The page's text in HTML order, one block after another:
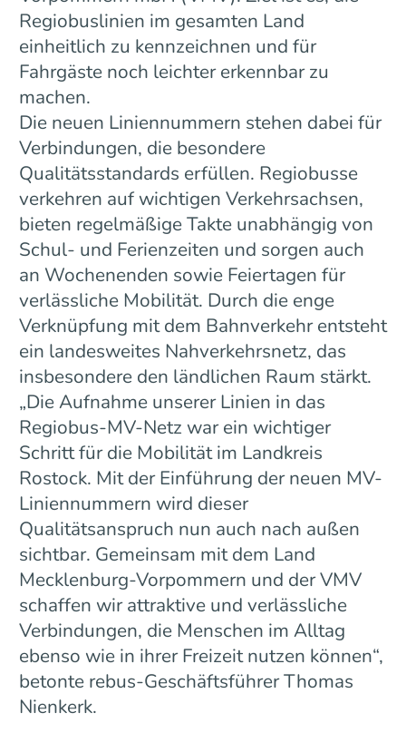
Regiobuslinien im gesamten Land
einheitlich zu kennzeichnen und für
Fahrgäste noch leichter erkennbar zu
machen.
Die neuen Liniennummern stehen dabei für
Verbindungen, die besondere
Qualitätsstandards erfüllen. Regiobusse
verkehren auf wichtigen Verkehrsachsen,
bieten regelmäßige Takte unabhängig von
Schul- und Ferienzeiten und sorgen auch
an Wochenenden sowie Feiertagen für
verlässliche Mobilität. Durch die enge
Verknüpfung mit dem Bahnverkehr entsteht
ein landesweites Nahverkehrsnetz, das
insbesondere den ländlichen Raum stärkt.
„Die Aufnahme unserer Linien in das
Regiobus-MV-Netz war ein wichtiger
Schritt für die Mobilität im Landkreis
Rostock. Mit der Einführung der neuen MV-
Liniennummern wird dieser
Qualitätsanspruch nun auch nach außen
sichtbar. Gemeinsam mit dem Land
Mecklenburg-Vorpommern und der VMV
schaffen wir attraktive und verlässliche
Verbindungen, die Menschen im Alltag
ebenso wie in ihrer Freizeit nutzen können“,
betonte rebus-Geschäftsführer Thomas
Nienkerk.